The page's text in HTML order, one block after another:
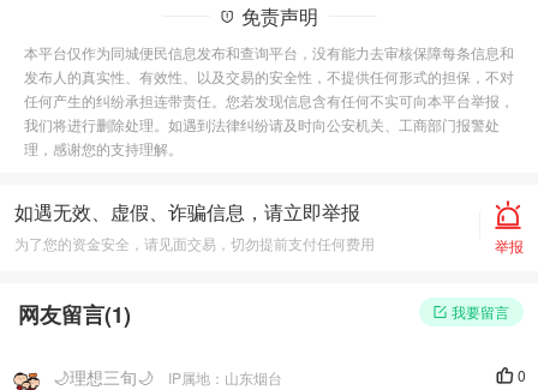
免责声明
本平台仅作为同城便民信息发布和查询平台，没有能力去审核保障每条信息和
发布人的真实性、有效性、以及交易的安全性，不提供任何形式的担保，不对
任何产生的纠纷承担连带责任。您若发现信息含有任何不实可向本平台举报，
我们将进行删除处理。如遇到法律纠纷请及时向公安机关、工商部门报警处
理，感谢您的支持理解。
如遇无效、虚假、诈骗信息，请立即举报
为了您的资金安全，请见面交易，切勿提前支付任何费用 举报
网友留言(1)
🌙理想三旬🌙 IP属地：山东烟台 0
我要留言